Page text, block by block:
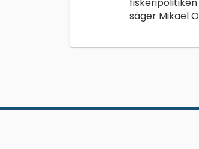
säger Mikael